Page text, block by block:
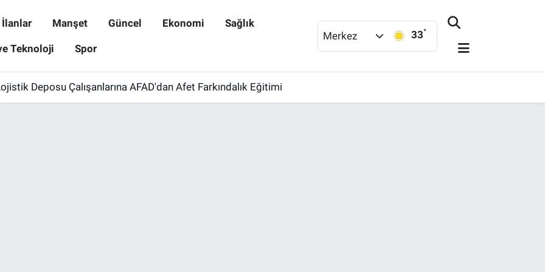
İlanlar Manşet Güncel Ekonomi Sağlık
Teknoloji Spor
Merkez 33°
Deposu Çalışanlarına AFAD'dan Afet Farkındalık Eğitimi